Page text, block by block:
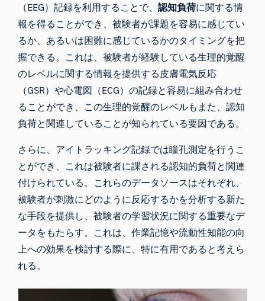
（EEG）記録を利用することで、認知負荷に関する情
報を得ることができ、被験者が課題を容易に感じてい
るか、あるいは困難に感じているかのタイミングを把
握できる。これは、被験者が経験している生理的覚醒
のレベルに関する情報を提供する皮膚電気反応
（GSR）や心電図（ECG）の記録と容易に組み合わせ
ることができ、この生理的覚醒のレベルもまた、認知
負荷と関連していることが知られている要因である。
さらに、アイトラッキング記録では瞳孔測定を行うこ
とができ、これは被験者に課される認知的負荷と関連
付けられている。これらのデータソースはそれぞれ、
被験者が刺激にどのように反応するかを分析する新た
な手段を提供し、被験者の学習状況に関する重要なデ
ータをもたらす。これは、作業記憶や流動性知能の向
上への効果を検討する際に、特に有用であると考えら
れる。